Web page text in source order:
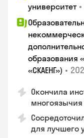
университет •
образования
«СКАЕНГ») •
Окончила
многоязычия
для лучшего